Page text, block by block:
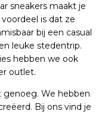
sneakers maakt je
is dat ze
bij een casual
leuke stedentrip.
hebben we ook
outlet.
genoeg. We hebben
Bij ons vind je